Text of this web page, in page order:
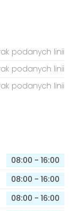
podanych linii
podanych linii
podanych linii
08:00 - 16:00
08:00 - 16:00
08:00 - 16:00